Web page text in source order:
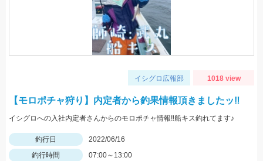
イシグロ広報部 1018 view
【モロポチャ狩り】内定者から釣果情報頂きましたッ‼
イシグロへの入社内定者さんからのモロポチャ情報‼船キス釣れてます♪
釣行日
2022/06/16
釣行時間
07:00～13:00